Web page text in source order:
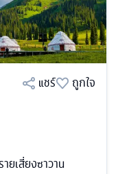
แชร์
ถูกใจ
ยเสี่ยงซาวาน